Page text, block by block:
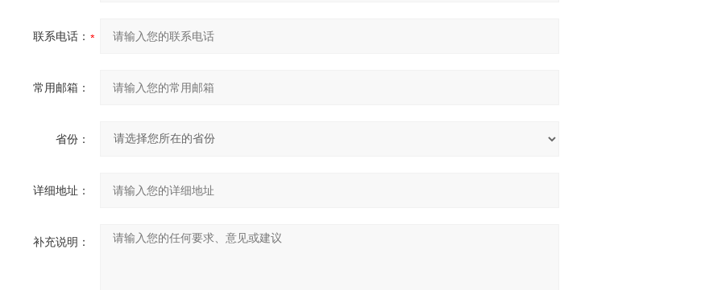
联系电话：
常用邮箱：
省份：
详细地址：
补充说明：